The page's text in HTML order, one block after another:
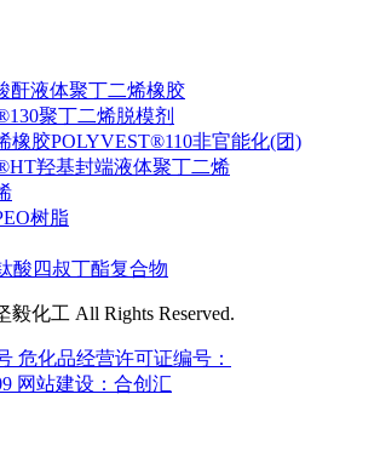
酐液体聚丁二烯橡胶
聚丁二烯脱模剂
橡胶POLYVEST®110非官能化(团)
羟基封端液体聚丁二烯
树脂
酸四叔丁酯复合物
毅化工 All Rights Reserved.
危化品经营许可证编号：
网站建设：合创汇